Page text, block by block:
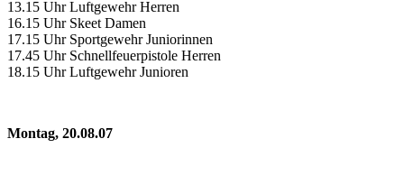
13.15 Uhr Luftgewehr Herren
16.15 Uhr Skeet Damen
17.15 Uhr Sportgewehr Juniorinnen
17.45 Uhr Schnellfeuerpistole Herren
18.15 Uhr Luftgewehr Junioren
Montag, 20.08.07